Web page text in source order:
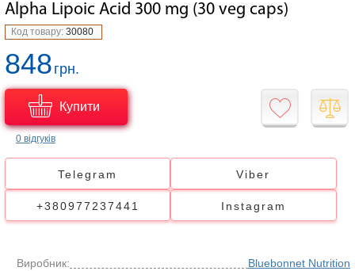
Alpha Lipoic Acid 300 mg (30 veg caps)
Код товару: 30080
848грн.
Купити
0 відгуків
Telegram Viber
+380977237441 Instagram
Виробник:
Bluebonnet Nutrition